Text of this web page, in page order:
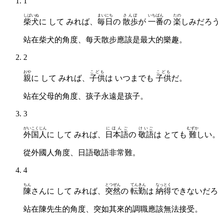
柴犬
しばいぬ
に して みれば、 毎日
まいにち
の 散歩
さんぽ
が 一番
いちばん
の 楽
たの
しみだろ
站在柴犬的角度、每天散步應該是最大的樂趣。
2
親
おや
に して みれば、 子供
こども
は いつまでも 子供
こども
だ。
站在父母的角度、孩子永遠是孩子。
3
外国人
がいこくじん
に して みれば、 日本語
にほんご
の 敬語
けいご
は とても 難
むずか
しい。
從外國人角度、日語敬語非常難。
4
陳
ちん
さんに して みれば、 突然
とつぜん
の 転勤
てんきん
は 納得
なっとく
できないだろ
站在陳先生的角度、突如其來的調職應該無法接受。